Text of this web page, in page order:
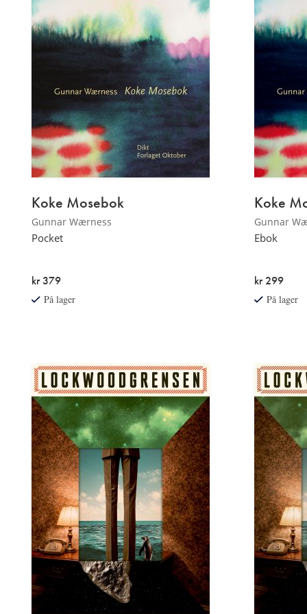
Koke Mosebok
Gunnar Wærness
Pocket
kr 379
På lager
Koke
Gunnar
Ebok
kr 299
På lager